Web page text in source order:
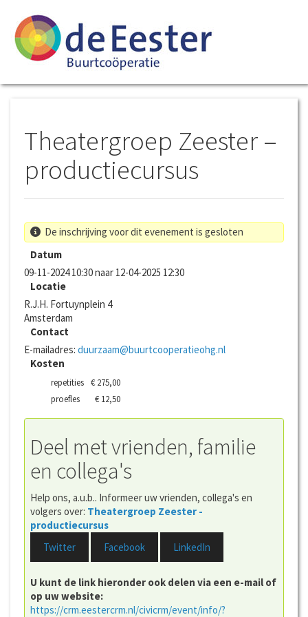
Theatergroep Zeester –
productiecursus
De inschrijving voor dit evenement is gesloten
Datum
09-11-2024 10:30 naar 12-04-2025 12:30
Locatie
R.J.H. Fortuynplein 4
Amsterdam
Contact
E-mailadres: duurzaam@buurtcooperatieohg.nl
Kosten
repetities € 275,00
proefles
€ 12,50
Deel met vrienden, familie
en collega's
Help ons, a.u.b.. Informeer uw vrienden, collega's en
volgers over: Theatergroep Zeester -
productiecursus
Twitter
Facebook LinkedIn
U kunt de link hieronder ook delen via een e-mail of
op uw website:
https://crm.eestercrm.nl/civicrm/event/info/?